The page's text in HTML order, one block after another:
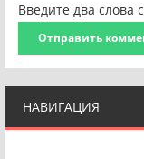
НАВИГАЦИЯ
Введите два слова
Отправить